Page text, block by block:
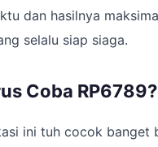
dan hasilnya
selalu siap siaga.
Coba RP6789?
ini tuh cocok banget